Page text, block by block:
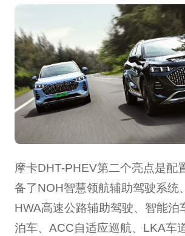
摩卡DHT-PHEV第二个亮点是配
备了NOH智慧领航辅助驾驶系统
HWA高速公路辅助驾驶、智能泊
泊车、ACC自适应巡航、LKA车